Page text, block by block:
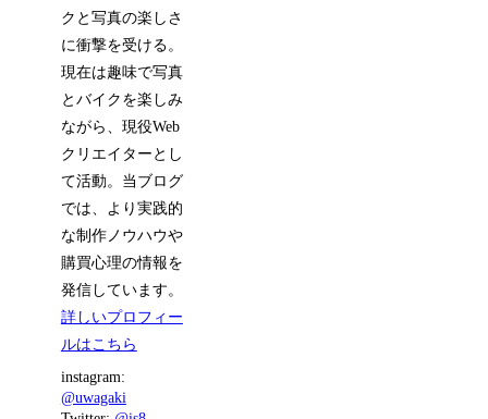
クと写真の楽しさ
に衝撃を受ける。
現在は趣味で写真
とバイクを楽しみ
ながら、現役Web
クリエイターとし
て活動。当ブログ
では、より実践的
な制作ノウハウや
購買心理の情報を
発信しています。
詳しいプロフィー
ルはこちら
instagram:
@uwagaki